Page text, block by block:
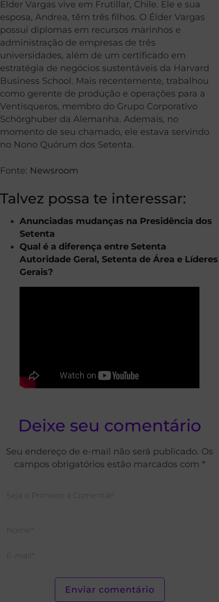
Elder Vargas vive em Frutillar, Chile. Ele e sua
esposa, Andrea, têm três filhos. O Élder Vargas
possui diplomas em recursos marinhos e
administração de empresas de três
universidades, além de um certificado em
estratégia de negócios sustentáveis da Harvard
Business School. Mais recentemente, trabalhou
como gerente de produção e operações para a
Ventisqueros, membro do Grupo Corporativo
Schörghuber da Alemanha. Ademais, no
momento de seu chamado, ele estava servindo
no Nono Quórum dos Setenta.
Fonte: Newsroom
Talvez possa te interessar:
Anunciadas mudanças na Presidência dos
Setenta
Qual é a diferença entre Setenta
Autoridade Geral, Setenta de Área e Líderes
Gerais?
Deixe seu comentário
Seu endereço de e-mail não será publicado. Os
campos obrigatórios estão marcados com *